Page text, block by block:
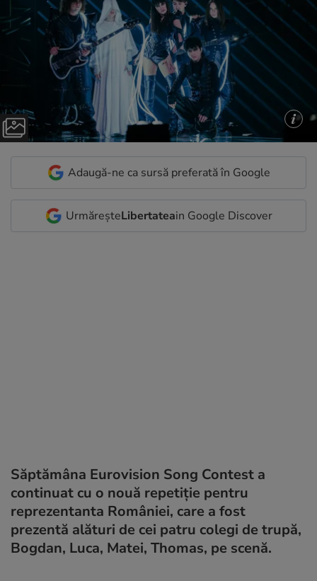
Adaugă-ne ca sursă preferată în Google
UrmăreșteLibertateain Google Discover
Săptămâna Eurovision Song Contest a
continuat cu o nouă repetiție pentru
reprezentanta României, care a fost
prezentă alături de cei patru colegi de trupă,
Bogdan, Luca, Matei, Thomas, pe scenă.